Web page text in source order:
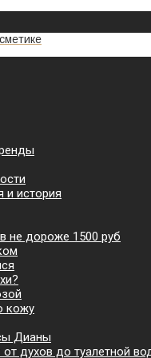
и история
не дороже 1500 руб
кожу
Дианы
духов до туалетной